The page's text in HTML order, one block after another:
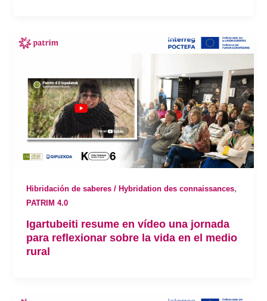
Hibridación de saberes / Hybridation des connaissances,
PATRIM 4.0
Igartubeiti resume en vídeo una jornada
para reflexionar sobre la vida en el medio
rural